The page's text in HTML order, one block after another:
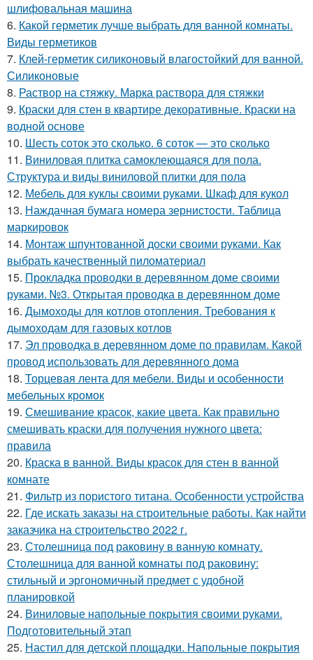
шлифовальная машина
6. Какой герметик лучше выбрать для ванной комнаты.
Виды герметиков
7. Клей-герметик силиконовый влагостойкий для ванной.
Силиконовые
8. Раствор на стяжку. Марка раствора для стяжки
9. Краски для стен в квартире декоративные. Краски на
водной основе
10. Шесть соток это сколько. 6 соток — это сколько
11. Виниловая плитка самоклеющаяся для пола.
Структура и виды виниловой плитки для пола
12. Мебель для куклы своими руками. Шкаф для кукол
13. Наждачная бумага номера зернистости. Таблица
маркировок
14. Монтаж шпунтованной доски своими руками. Как
выбрать качественный пиломатериал
15. Прокладка проводки в деревянном доме своими
руками. №3. Открытая проводка в деревянном доме
16. Дымоходы для котлов отопления. Требования к
дымоходам для газовых котлов
17. Эл проводка в деревянном доме по правилам. Какой
провод использовать для деревянного дома
18. Торцевая лента для мебели. Виды и особенности
мебельных кромок
19. Смешивание красок, какие цвета. Как правильно
смешивать краски для получения нужного цвета:
правила
20. Краска в ванной. Виды красок для стен в ванной
комнате
21. Фильтр из пористого титана. Особенности устройства
22. Где искать заказы на строительные работы. Как найти
заказчика на строительство 2022 г.
23. Столешница под раковину в ванную комнату.
Столешница для ванной комнаты под раковину:
стильный и эргономичный предмет с удобной
планировкой
24. Виниловые напольные покрытия своими руками.
Подготовительный этап
25. Настил для детской площадки. Напольные покрытия